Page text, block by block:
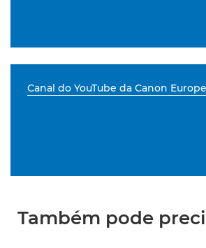
Canal do YouTube da Canon Europe
Também pode